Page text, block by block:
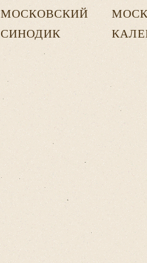
МОСКОВСКИЙ
СИНОДИК